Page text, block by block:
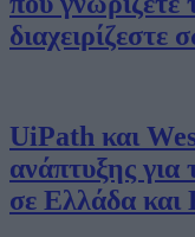
διαχειρίζεστε
UiPath και
ανάπτυξης για
σε Ελλάδα και